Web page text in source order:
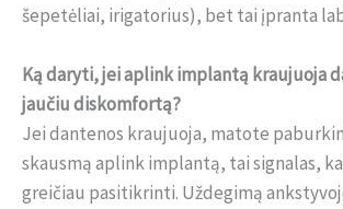
šepetėliai, irigatorius), bet tai įpranta
Ką daryti, jei aplink implantą kraujuoja
jaučiu diskomfortą?
Jei dantenos kraujuoja, matote
skausmą aplink implantą, tai signalas,
greičiau pasitikrinti. Uždegimą